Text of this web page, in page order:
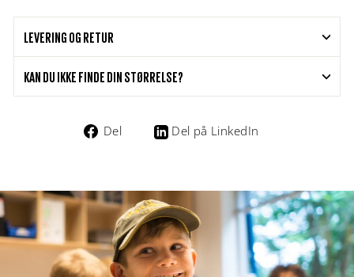
LEVERING OG RETUR
KAN DU IKKE FINDE DIN STØRRELSE?
Del
Del
Del på LinkedIn